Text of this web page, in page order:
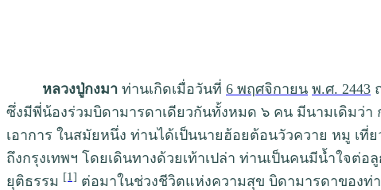
หลวงปู่กงมา ท่านเกิดเมื่อวันที่ 6 พฤศจิกายน พ.ศ. 2443
ซึ่งมีพี่น้องร่วมบิดามารดาเดียวกันทั้งหมด ๖ คน มีนามเดิมว่
เอาการ ในสมัยหนึ่ง ท่านได้เป็นนายฮ้อยต้อนวัวควาย หมู เ
ถึงกรุงเทพฯ โดยเดินทางด้วยเท้าเปล่า ท่านเป็นคนมีน้ำใจ
ยุติธรรม [1] ต่อมาในช่วงชีวิตแห่งความสุข บิดามารดาของท่